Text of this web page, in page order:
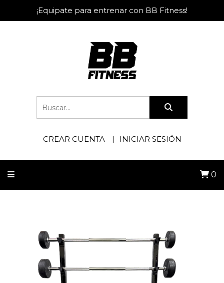
¡Equipate para entrenar con BB Fitness!
CREAR CUENTA INICIAR SESIÓN
0